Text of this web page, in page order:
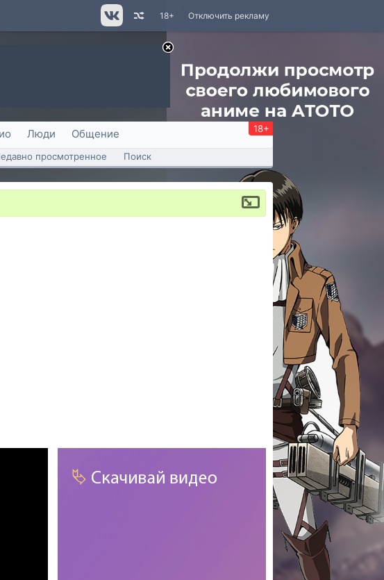
Отключить рекламу
18+
Люди Общение 18+
просмотренное Поиск